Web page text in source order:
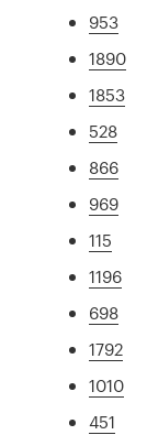
953
1890
1853
528
866
969
115
1196
698
1792
1010
451